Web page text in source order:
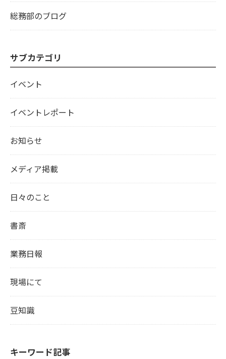
総務部のブログ
サブカテゴリ
イベント
イベントレポート
お知らせ
メディア掲載
日々のこと
書斎
業務日報
現場にて
豆知識
キーワード記事